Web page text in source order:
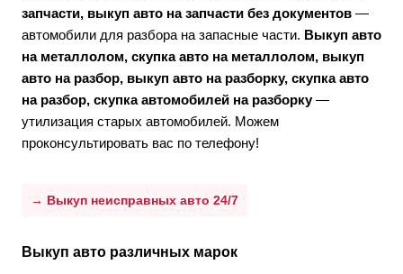
запчасти, выкуп авто на запчасти без документов —
автомобили для разбора на запасные части. Выкуп авто
на металлолом, скупка авто на металлолом, выкуп
авто на разбор, выкуп авто на разборку, скупка авто
на разбор, скупка автомобилей на разборку—
утилизация старых автомобилей. Можем
проконсультировать вас по телефону!
→ Выкуп неисправных авто 24/7
Выкуп авто различных марок